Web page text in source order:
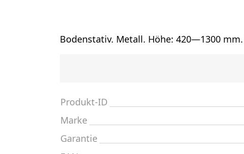
Bodenstativ. Metall. Höhe: 420—1300
Produkt-ID
Marke
Garantie